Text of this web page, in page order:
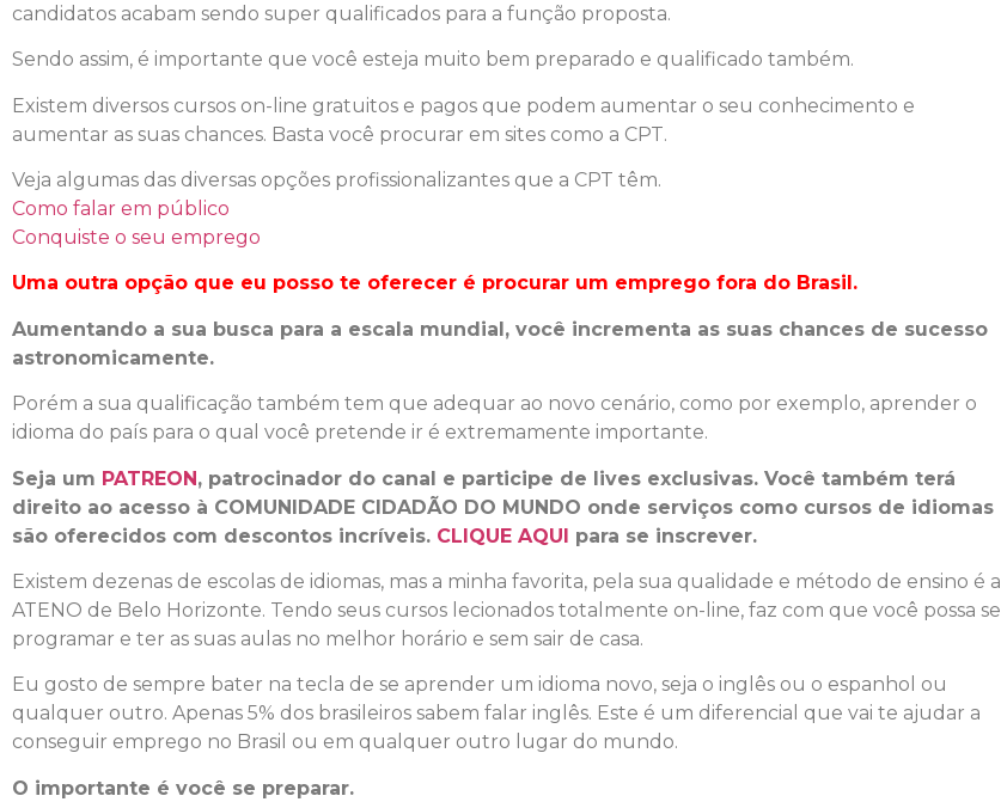
candidatos acabam sendo super qualificados para a função proposta.
Sendo assim, é importante que você esteja muito bem preparado e qualificado também.
Existem diversos cursos on-line gratuitos e pagos que podem aumentar o seu conhecimento e
aumentar as suas chances. Basta você procurar em sites como a CPT.
Veja algumas das diversas opções profissionalizantes que a CPT têm.
Como falar em público
Conquiste o seu emprego
Uma outra opção que eu posso te oferecer é procurar um emprego fora do Brasil.
Aumentando a sua busca para a escala mundial, você incrementa as suas chances de sucesso
astronomicamente.
Porém a sua qualificação também tem que adequar ao novo cenário, como por exemplo, aprender o
idioma do país para o qual você pretende ir é extremamente importante.
Seja um PATREON, patrocinador do canal e participe de lives exclusivas. Você também terá
direito ao acesso à COMUNIDADE CIDADÃO DO MUNDO onde serviços como cursos de idiomas
são oferecidos com descontos incríveis. CLIQUE AQUI para se inscrever.
Existem dezenas de escolas de idiomas, mas a minha favorita, pela sua qualidade e método de ensino é a
ATENO de Belo Horizonte. Tendo seus cursos lecionados totalmente on-line, faz com que você possa se
programar e ter as suas aulas no melhor horário e sem sair de casa.
Eu gosto de sempre bater na tecla de se aprender um idioma novo, seja o inglês ou o espanhol ou
qualquer outro. Apenas 5% dos brasileiros sabem falar inglês. Este é um diferencial que vai te ajudar a
conseguir emprego no Brasil ou em qualquer outro lugar do mundo.
O importante é você se preparar.